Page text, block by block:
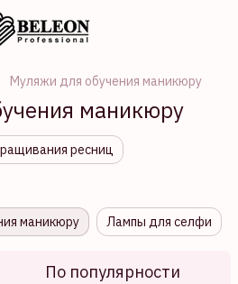
Муляжи для обучения маникюру
маникюру
ресниц
маникюру Лампы для селфи
По популярности